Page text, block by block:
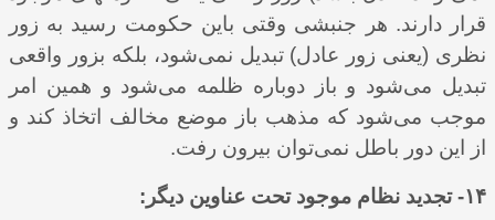
قرار دارند. هر جنبشی وقتی باین حکومت رسید به زور
نظری (یعنی زور عادل) تبدیل نمی‌شود، بلکه بزور واقعی
تبدیل می‌شود و باز دوباره ظلمه می‌شود و همین امر
موجب می‌شود که مذهب باز موضع مخالف اتخاذ کند و
از این دور باطل نمی‌توان بیرون رفت.
۱۴- تجدید نظام موجود تحت عناوین دیگر: